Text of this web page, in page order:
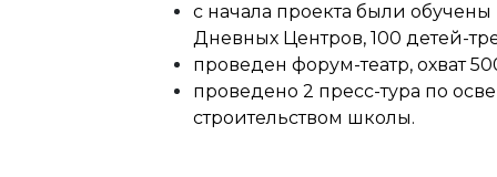
с начала проекта были
Дневных Центров, 100 детей-
проведен форум-театр, охват
проведено 2 пресс-тура по
строительством школы.